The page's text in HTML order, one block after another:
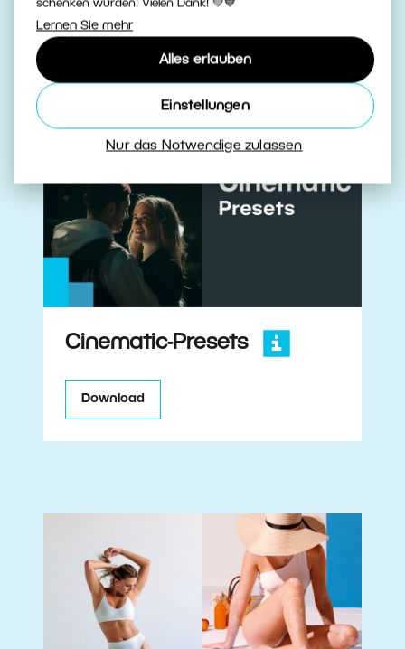
schenken würden! Vielen Dank! 💚💙
Lernen Sie mehr
Alles erlauben
Einstellungen
Nur das Notwendige zulassen
Cinematic-Presets
Download